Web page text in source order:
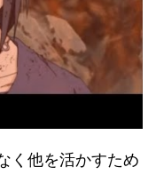
く他を活かすため